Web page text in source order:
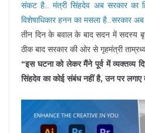
संकट है.. मंत्री सिंहदेव अब सरकार का
विशेषाधिकार हनन का मसला है..सरकार अब
तीन दिन के बवाल के बाद सदन में सदस्य
ठीक बाद सरकार की ओर से गृहमंत्री
“इस घटना को लेकर मैंने पूर्व में व्यक्तव्य
सिंहदेव का कोई संबंध नहीं है, उन पर